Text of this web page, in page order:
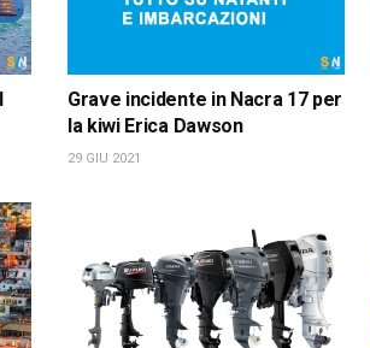
Grave incidente in Nacra 17 per
la kiwi Erica Dawson
29 GIU 2021